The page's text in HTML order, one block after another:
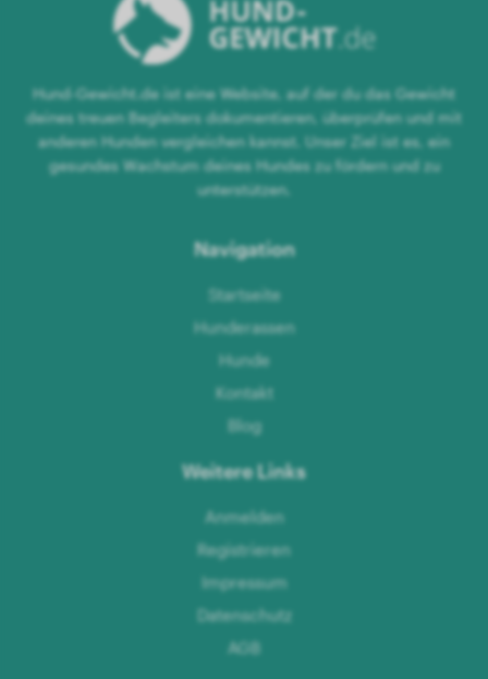
Hund-Gewicht.de ist eine Website, auf der du das Gewicht
deines treuen Begleiters dokumentieren, überprüfen und mit
anderen Hunden vergleichen kannst. Unser Ziel ist es, ein
gesundes Wachstum deines Hundes zu fördern und zu
unterstützen.
Navigation
Startseite
Hunderassen
Hunde
Kontakt
Blog
Weitere Links
Anmelden
Registrieren
Impressum
Datenschutz
AGB